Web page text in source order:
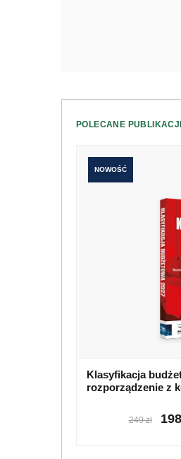
POLECANE
NOWOŚĆ
Klasyfikacja
rozporządzenie z
249 zł